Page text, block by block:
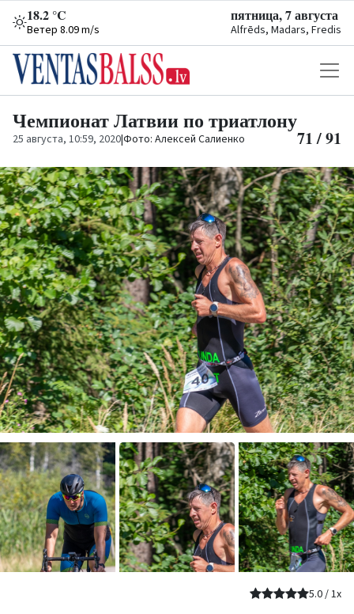
18.2 °C
Ветер 8.09 m/s
пятница, 7 августа
Alfrēds, Madars, Fredis
Чемпионат Латвии по триатлону
25 августа, 10:59, 2020|Фото: Алексей Салиенко 71 / 91
5.0/1x